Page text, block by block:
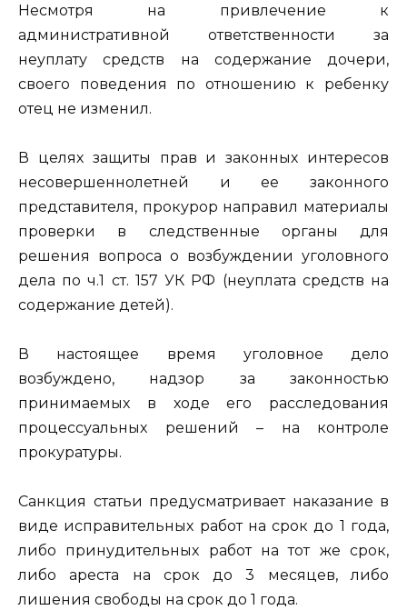
Несмотря на привлечение к
административной ответственности за
неуплату средств на содержание дочери,
своего поведения по отношению к ребенку
отец не изменил.
В целях защиты прав и законных интересов
несовершеннолетней и ее законного
представителя, прокурор направил материалы
проверки в следственные органы для
решения вопроса о возбуждении уголовного
дела по ч.1 ст. 157 УК РФ (неуплата средств на
содержание детей).
В настоящее время уголовное дело
возбуждено, надзор за законностью
принимаемых в ходе его расследования
процессуальных решений – на контроле
прокуратуры.
Санкция статьи предусматривает наказание в
виде исправительных работ на срок до 1 года,
либо принудительных работ на тот же срок,
либо ареста на срок до 3 месяцев, либо
лишения свободы на срок до 1 года.